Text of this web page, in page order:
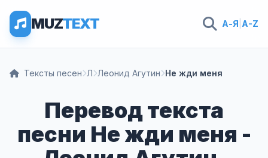
MUZTEXT А-Я A-Z
Тексты песен Л Леонид Агутин Не жди меня
Перевод текста
песни Не жди меня -